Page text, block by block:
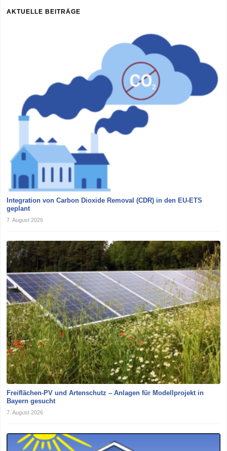
AKTUELLE BEITRÄGE
Integration von Carbon Dioxide Removal (CDR) in den EU-ETS
geplant
7. August 2026
Freiflächen-PV und Artenschutz – Anlagen für Modellprojekt in
Bayern gesucht
7. August 2026